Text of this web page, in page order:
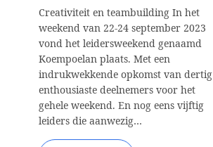
Creativiteit en teambuilding In het
weekend van 22-24 september 2023
vond het leidersweekend genaamd
Koempoelan plaats. Met een
indrukwekkende opkomst van dertig
enthousiaste deelnemers voor het
gehele weekend. En nog eens vijftig
leiders die aanwezig…